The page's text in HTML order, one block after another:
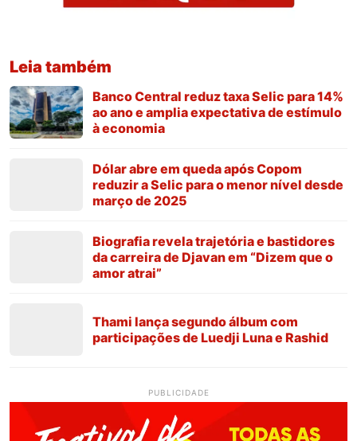
Leia também
Banco Central reduz taxa Selic para 14%
ao ano e amplia expectativa de estímulo
à economia
Dólar abre em queda após Copom
reduzir a Selic para o menor nível desde
março de 2025
Biografia revela trajetória e bastidores
da carreira de Djavan em “Dizem que o
amor atrai”
Thami lança segundo álbum com
participações de Luedji Luna e Rashid
PUBLICIDADE